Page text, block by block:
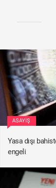
ASAYIŞ
Yasa dışı
engeli